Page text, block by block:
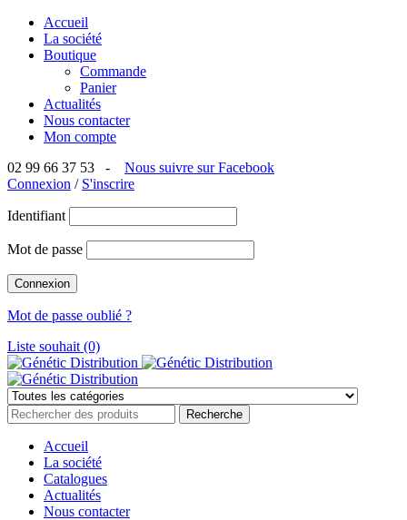
Accueil
La société
Boutique
Commande
Panier
Actualités
Nous contacter
Mon compte
02 99 66 37 53 -
Nous suivre sur Facebook
Connexion / S'inscrire
Identifiant
Mot de passe
Mot de passe oublié ?
Liste souhait (0)
Accueil
La société
Catalogues
Actualités
Nous contacter